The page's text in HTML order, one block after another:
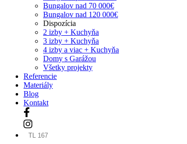
Bungalov nad 70 000€
Bungalov nad 120 000€
Dispozícia
2 izby + Kuchyňa
3 izby + Kuchyňa
4 izby a viac + Kuchyňa
Domy s Garážou
Všetky projekty
Referencie
Materiály
Blog
Kontakt